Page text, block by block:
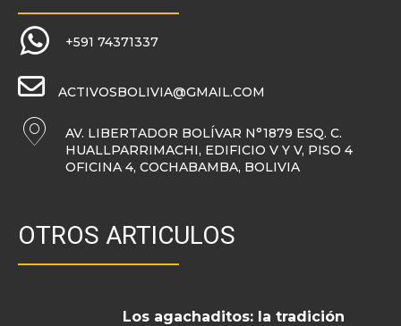
+591 74371337
ACTIVOSBOLIVIA@GMAIL.COM
AV. LIBERTADOR BOLÍVAR N°1879 ESQ. C.
HUALLPARRIMACHI, EDIFICIO V Y V, PISO 4
OFICINA 4, COCHABAMBA, BOLIVIA
OTROS ARTICULOS
Los agachaditos: la tradición